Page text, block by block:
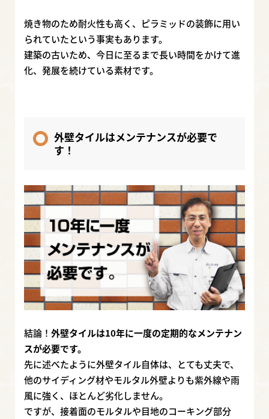
焼き物のため耐火性も高く、ピラミッドの装飾に用い
られていたという事実もあります。
建築の古いため、今日に至るまで長い時間をかけて進
化、発展を続けている素材です。
外壁タイルはメンテナンスが必要で
す！
結論！ 外壁タイルは10年に一度の定期的なメンテナン
スが必要です。
先に述べたように外壁タイル自体は、とても丈夫で、
他のサイディング材やモルタル外壁よりも紫外線や雨
風に強く、ほとんど劣化しません。
ですが、接着面のモルタルや目地のコーキング部分